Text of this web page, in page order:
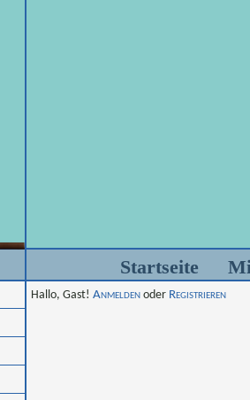
Startseite
Hallo, Gast! Anmelden oder Registrieren